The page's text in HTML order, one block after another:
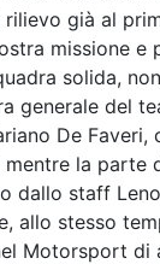
già al
missione e
solida,
generale del
De Faveri,
la parte
dallo staff
allo stesso
Motorsport di